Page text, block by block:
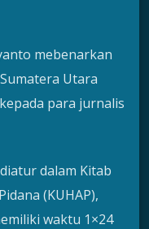
mebenarkan
Utara
para jurnalis
dalam Kitab
(KUHAP),
waktu 1×24